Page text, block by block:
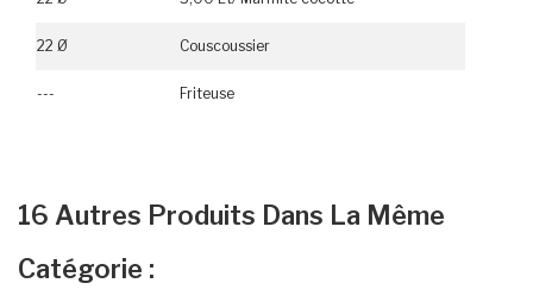
22 Ø Couscoussier
--- Friteuse
16 Autres Produits Dans La Même
Catégorie :